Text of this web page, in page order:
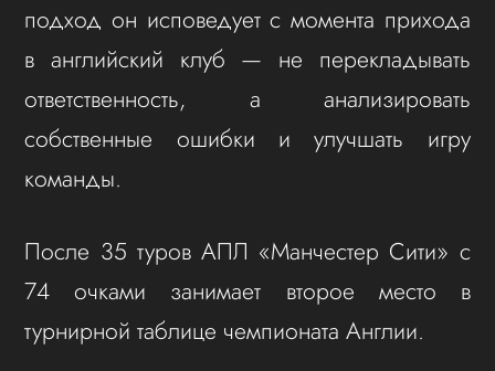
подход он исповедует с момента прихода
в английский клуб — не перекладывать
ответственность, а анализировать
собственные ошибки и улучшать игру
команды.
После 35 туров АПЛ «Манчестер Сити» с
74 очками занимает второе место в
турнирной таблице чемпионата Англии.